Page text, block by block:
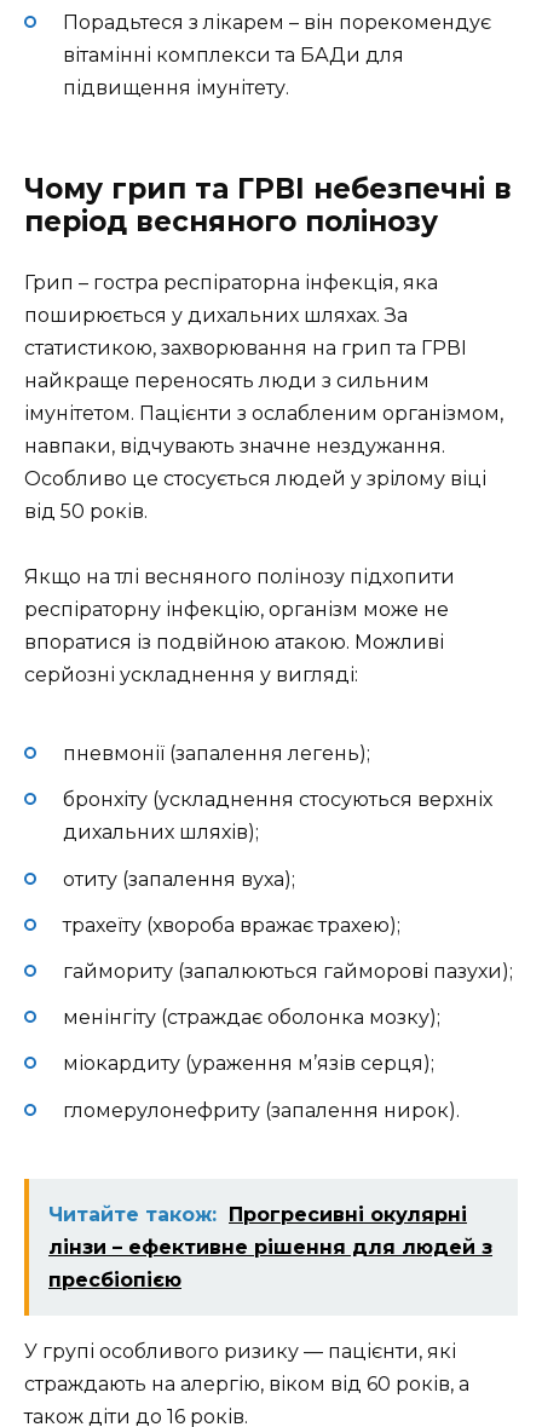
Порадьтеся з лікарем – він порекомендує
вітамінні комплекси та БАДи для
підвищення імунітету.
Чому грип та ГРВІ небезпечні в
період весняного полінозу
Грип – гостра респіраторна інфекція, яка
поширюється у дихальних шляхах. За
статистикою, захворювання на грип та ГРВІ
найкраще переносять люди з сильним
імунітетом. Пацієнти з ослабленим організмом,
навпаки, відчувають значне нездужання.
Особливо це стосується людей у зрілому віці
від 50 років.
Якщо на тлі весняного полінозу підхопити
респіраторну інфекцію, організм може не
впоратися із подвійною атакою. Можливі
серйозні ускладнення у вигляді:
пневмонії (запалення легень);
бронхіту (ускладнення стосуються верхніх
дихальних шляхів);
отиту (запалення вуха);
трахеїту (хвороба вражає трахею);
гаймориту (запалюються гайморові пазухи);
менінгіту (страждає оболонка мозку);
міокардиту (ураження м’язів серця);
гломерулонефриту (запалення нирок).
Читайте також: Прогресивні окулярні
лінзи – ефективне рішення для людей з
пресбіопією
У групі особливого ризику — пацієнти, які
страждають на алергію, віком від 60 років, а
також діти до 16 років.